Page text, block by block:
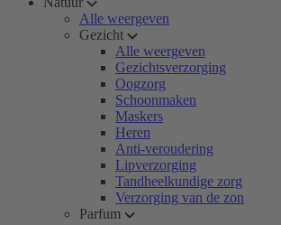
Alle weergeven
Gezicht
Alle weergeven
Gezichtsverzorging
Oogzorg
Schoonmaken
Maskers
Heren
Anti-veroudering
Lipverzorging
Tandheelkundige zorg
Verzorging van de zon
Parfum